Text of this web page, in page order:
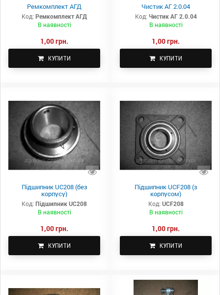
Ремкомплект АГД
Код: Ремкомплект АГД
В наявності
1,00 грн.
КУПИТИ
Чистик АГ 2.0.04
Код: Чистик АГ 2.0.04
В наявності
1,00 грн.
КУПИТИ
Підшипник UC208 (без
корпусу)
Код: Підшипник UC208
В наявності
1,00 грн.
КУПИТИ
Підшипник UCF208 (з
корпусом)
Код: UCF208
В наявності
1,00 грн.
КУПИТИ